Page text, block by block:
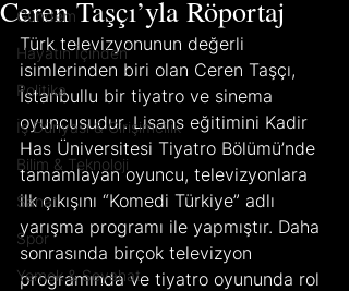
Gündem
Hayatın İçinden
Politika
İş Dünyası & Girişimcilik
Bilim & Teknoloji
Sanat
Spor
Yemek & Seyahat
Ceren Taşçı’yla Röportaj
Türk televizyonunun değerli
isimlerinden biri olan Ceren Taşçı,
İstanbullu bir tiyatro ve sinema
oyuncusudur. Lisans eğitimini Kadir
Has Üniversitesi Tiyatro Bölümü’nde
tamamlayan oyuncu, televizyonlara
ilk çıkışını “Komedi Türkiye” adlı
yarışma programı ile yapmıştır. Daha
sonrasında birçok televizyon
programında ve tiyatro oyununda rol